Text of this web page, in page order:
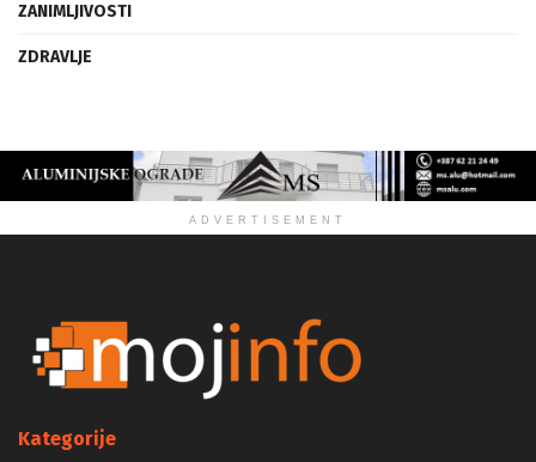
ZANIMLJIVOSTI
ZDRAVLJE
ADVERTISEMENT
Kategorije